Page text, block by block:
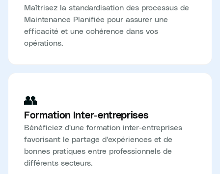
Maîtrisez la standardisation des processus de
Maintenance Planifiée pour assurer une
efficacité et une cohérence dans vos
opérations.
👥
Formation Inter-entreprises
Bénéficiez d'une formation inter-entreprises
favorisant le partage d'expériences et de
bonnes pratiques entre professionnels de
différents secteurs.